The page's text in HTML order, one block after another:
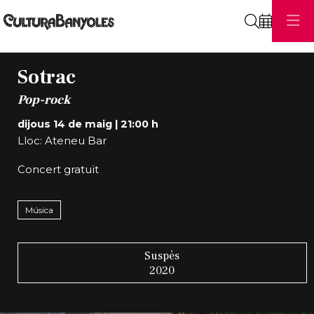
Sotrac
Pop-rock
dijous 14 de maig| 21:00 h
Lloc: Ateneu Bar
Concert gratuït
Música
Suspès
2020